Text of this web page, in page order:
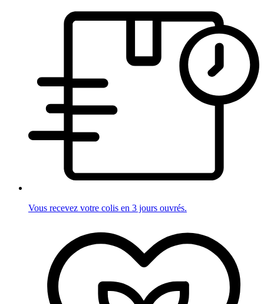
Vous recevez votre colis en 3 jours ouvrés.